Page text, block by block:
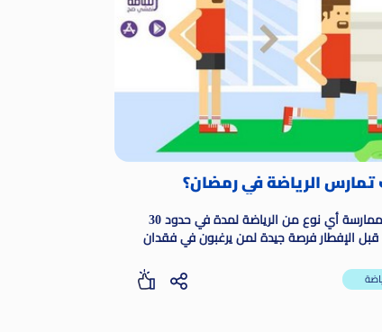
الرياضة في رمضان؟
تمثل ممارسة أي نوع من الرياضة لمدة في حدود 30
الإفطار فرصة جيدة لمن يرغبون في فقدان